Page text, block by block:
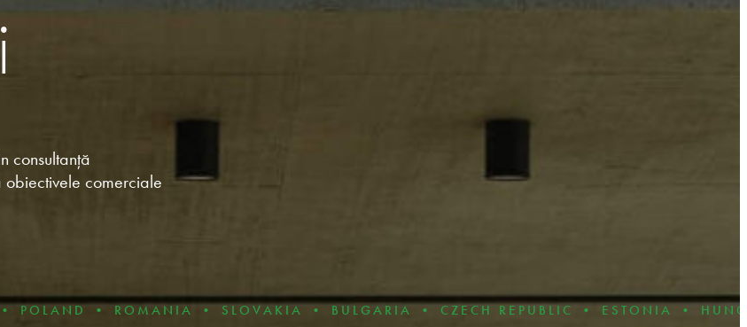
consultanță
obiectivele comerciale
• SLOVAKIA • BULGARIA • CZECH REPUBLIC • ESTONIA • HUNGARY •